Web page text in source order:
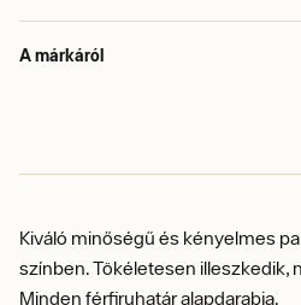
A márkáról
Kiváló minőségű és kényelmes
színben.Tökéletesen illeszkedik,
Minden férfiruhatár alapdarabja.